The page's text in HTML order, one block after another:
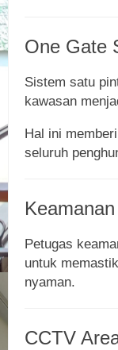
One Gate
Sistem satu
kawasan
Hal ini
seluruh
Petugas
untuk
nyaman.
CCTV